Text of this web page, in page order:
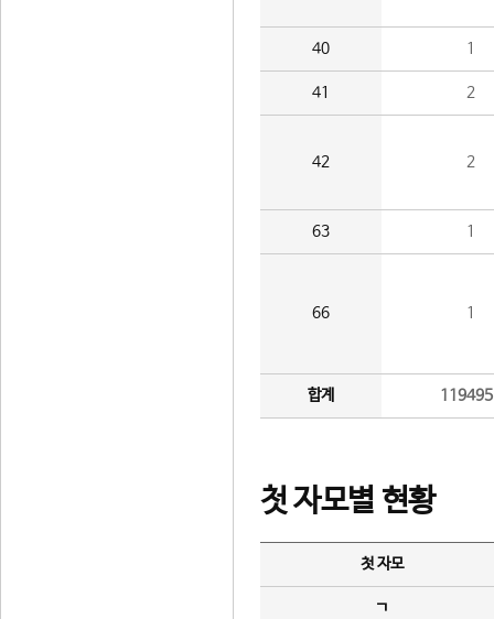
40 1
41 2
42 2
63 1
66 1
합계
첫 자모별 현황
첫 자모
ㄱ